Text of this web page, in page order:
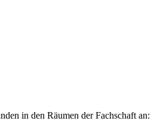
in den Räumen der Fachschaft an: